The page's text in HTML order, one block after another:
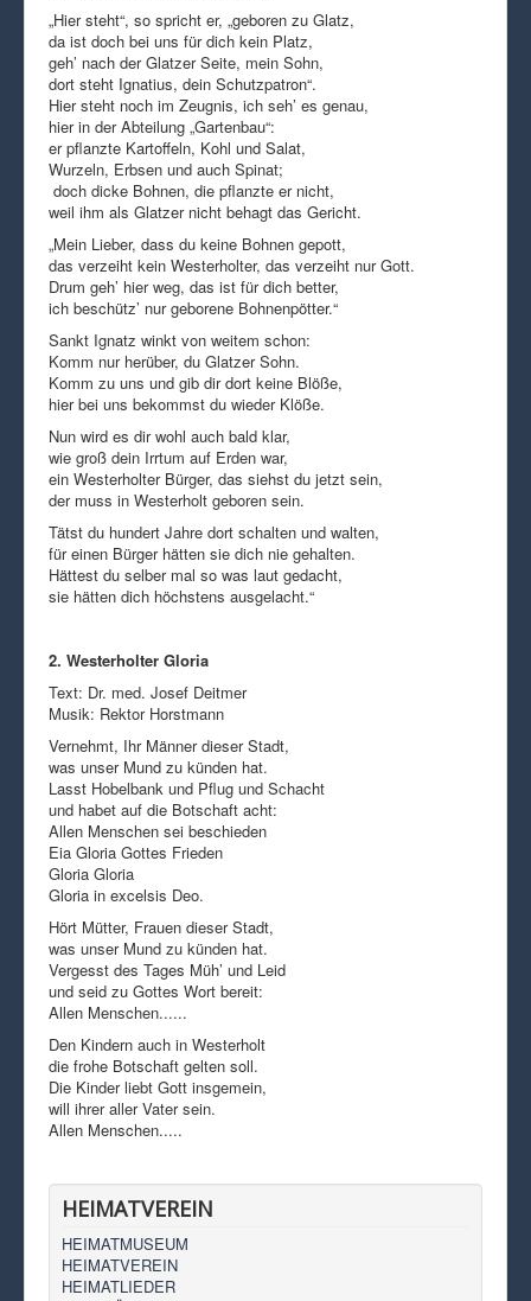
„Hier steht“, so spricht er, „geboren zu Glatz,
da ist doch bei uns für dich kein Platz,
geh’ nach der Glatzer Seite, mein Sohn,
dort steht Ignatius, dein Schutzpatron“.
Hier steht noch im Zeugnis, ich seh’ es genau,
hier in der Abteilung „Gartenbau“:
er pflanzte Kartoffeln, Kohl und Salat,
Wurzeln, Erbsen und auch Spinat;
doch dicke Bohnen, die pflanzte er nicht,
weil ihm als Glatzer nicht behagt das Gericht.
„Mein Lieber, dass du keine Bohnen gepott,
das verzeiht kein Westerholter, das verzeiht nur Gott.
Drum geh’ hier weg, das ist für dich better,
ich beschütz’ nur geborene Bohnenpötter.“
Sankt Ignatz winkt von weitem schon:
Komm nur herüber, du Glatzer Sohn.
Komm zu uns und gib dir dort keine Blöße,
hier bei uns bekommst du wieder Klöße.
Nun wird es dir wohl auch bald klar,
wie groß dein Irrtum auf Erden war,
ein Westerholter Bürger, das siehst du jetzt sein,
der muss in Westerholt geboren sein.
Tätst du hundert Jahre dort schalten und walten,
für einen Bürger hätten sie dich nie gehalten.
Hättest du selber mal so was laut gedacht,
sie hätten dich höchstens ausgelacht.“
2. Westerholter Gloria
Text: Dr. med. Josef Deitmer
Musik: Rektor Horstmann
Vernehmt, Ihr Männer dieser Stadt,
was unser Mund zu künden hat.
Lasst Hobelbank und Pflug und Schacht
und habet auf die Botschaft acht:
Allen Menschen sei beschieden
Eia Gloria Gottes Frieden
Gloria Gloria
Gloria in excelsis Deo.
Hört Mütter, Frauen dieser Stadt,
was unser Mund zu künden hat.
Vergesst des Tages Müh’ und Leid
und seid zu Gottes Wort bereit:
Allen Menschen......
Den Kindern auch in Westerholt
die frohe Botschaft gelten soll.
Die Kinder liebt Gott insgemein,
will ihrer aller Vater sein.
Allen Menschen.....
HEIMATVEREIN
HEIMATMUSEUM
HEIMATVEREIN
HEIMATLIEDER